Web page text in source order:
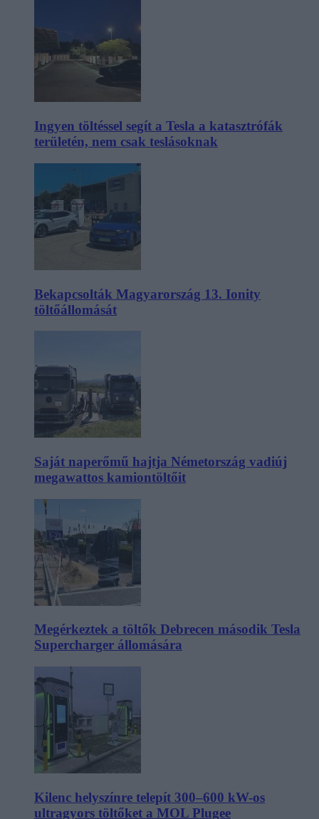
Ingyen töltéssel segít a Tesla a katasztrófák
területén, nem csak teslásoknak
Bekapcsolták Magyarország 13. Ionity
töltőállomását
Saját naperőmű hajtja Németország vadiúj
megawattos kamiontöltőit
Megérkeztek a töltők Debrecen második Tesla
Supercharger állomására
Kilenc helyszínre telepít 300–600 kW-os
ultragyors töltőket a MOL Plugee